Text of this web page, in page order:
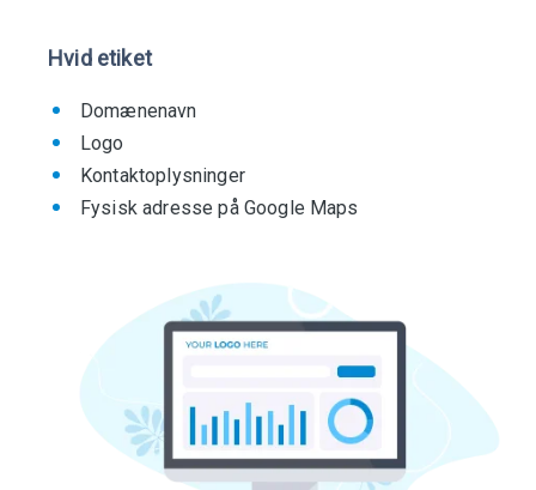
Hvid etiket
Domænenavn
Logo
Kontaktoplysninger
Fysisk adresse på Google Maps